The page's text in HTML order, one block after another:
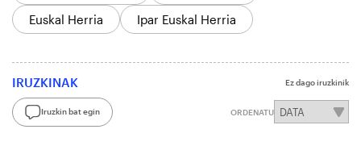
Euskal Herria
Ipar Euskal Herria
IRUZKINAK Ez dago iruzkinik
Iruzkin bat egin ORDENATU